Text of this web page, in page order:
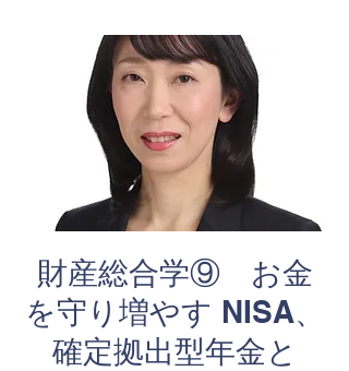
財産総合学⑨ お金
を守り増やす NISA、
確定拠出型年金と